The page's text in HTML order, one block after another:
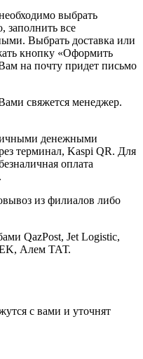
выбрать
заполнить все
Выбрать доставка или
кнопку «Оформить
на почту придет письмо
свяжется менеджер.
денежными
терминал, Kaspi QR. Для
оплата
из филиалов либо
QazPost, Jet Logistic,
Алем ТАТ.
с вами и уточнят